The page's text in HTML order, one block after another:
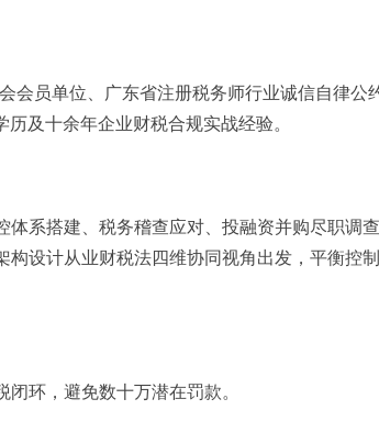
会员单位、广东省注册税务师行业诚信自律
及十余年企业财税合规实战经验。
系搭建、税务稽查应对、投融资并购尽职调
设计从业财税法四维协同视角出发，平衡控
环，避免数十万潜在罚款。